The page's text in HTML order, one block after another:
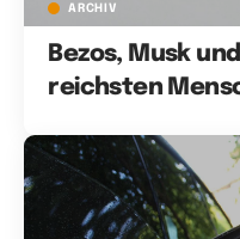
ARCHIV
Bezos, Musk
reichsten